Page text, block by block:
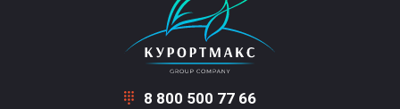
8 800 500 77 66